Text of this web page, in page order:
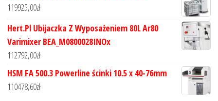
119925,00zł
Hert.Pl Ubijaczka Z Wyposażeniem 80L Ar80
Varimixer BEA_M0800028INOx
112792,00zł
HSM FA 500.3 Powerline ścinki 10.5 x 40-76mm
110478,60zł